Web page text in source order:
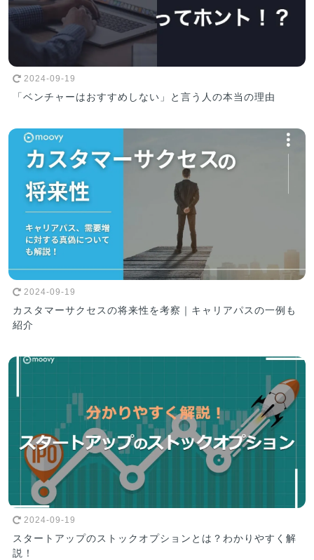
2024-09-19
「ベンチャーはおすすめしない」と言う人の本当の理由
2024-09-19
カスタマーサクセスの将来性を考察｜キャリアパスの一例も
紹介
2024-09-19
スタートアップのストックオプションとは？わかりやすく解
説！